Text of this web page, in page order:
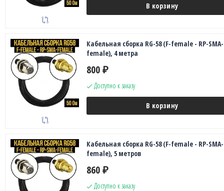
В корзину
Кабельная сборка RG-58 (F-female - RP-SMA-
female), 4 метра
800 ₽
Доступно к заказу
В корзину
Кабельная сборка RG-58 (F-female - RP-SMA-
female), 5 метров
860 ₽
Доступно к заказу